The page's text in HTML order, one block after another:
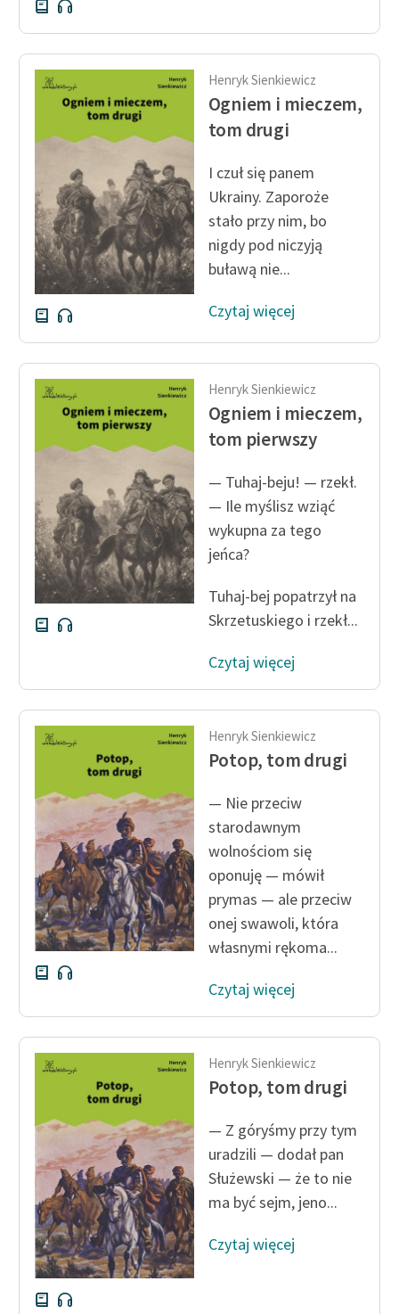
Feministyczne inspiracje.
skandynawskiej literatury
feministycznej
Ręce pełne poezji
Kolekcje edukacyjne
twórców przechodzących
do domeny publicznej,
lektur szkolnych oraz
Starego Testamentu
Odkurzamy bohaterów
Szkoła Poezji Wolnych
Lektur
O nas
Kontakt
O projekcie
Zasady wykorzystania
Wolnych Lektur
Logotypy
Polityka prywatności
Regulamin biblioteki
Dane fundacji i
sprawozdania finansowe
Regulamin darowizn
Informacja o treściach
wrażliwych
Deklaracja dostępności
Henryk Sienkiewicz
Ogniem i mieczem,
tom drugi
I czuł się panem
Ukrainy. Zaporoże
stało przy nim, bo
nigdy pod niczyją
buławą nie...
Czytaj więcej
Henryk Sienkiewicz
Ogniem i mieczem,
tom pierwszy
— Tuhaj-beju! — rzekł.
— Ile myślisz wziąć
wykupna za tego
jeńca?
Tuhaj-bej popatrzył na
Skrzetuskiego i rzekł...
Czytaj więcej
Henryk Sienkiewicz
Potop, tom drugi
— Nie przeciw
starodawnym
wolnościom się
oponuję — mówił
prymas — ale przeciw
onej swawoli, która
własnymi rękoma...
Czytaj więcej
Henryk Sienkiewicz
Potop, tom drugi
— Z góryśmy przy tym
uradzili — dodał pan
Służewski — że to nie
ma być sejm, jeno...
Czytaj więcej